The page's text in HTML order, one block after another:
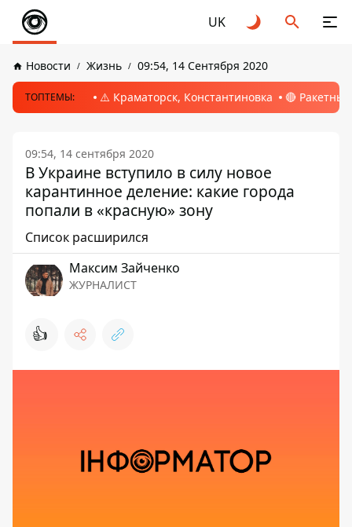
UK
Новости Жизнь 09:54, 14 Сентября 2020
ТОПТЕМЫ: ⚠️ Краматорск, Константиновка 🔴
09:54, 14 сентября 2020
В Украине вступило в силу новое
карантинное деление: какие города
попали в «красную» зону
Список расширился
Максим Зайченко
ЖУРНАЛИСТ
👍